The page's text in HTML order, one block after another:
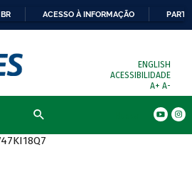
ACESSO À INFORMAÇÃO
ENGLISH
ACESSIBILIDADE
A+ A-